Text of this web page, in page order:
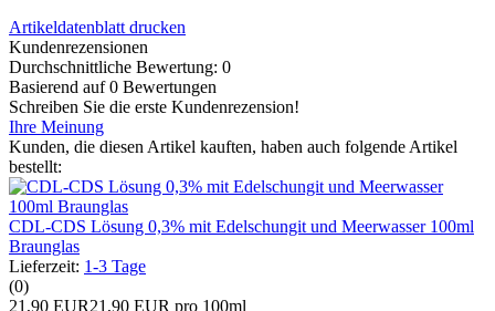
Artikeldatenblatt drucken
Kundenrezensionen
Durchschnittliche Bewertung: 0
Basierend auf 0 Bewertungen
Schreiben Sie die erste Kundenrezension!
Ihre Meinung
Kunden, die diesen Artikel kauften, haben auch folgende Artikel
bestellt:
CDL-CDS Lösung 0,3% mit Edelschungit und Meerwasser 100ml
Braunglas
Lieferzeit: 1-3 Tage
(0)
21,90 EUR21,90 EUR pro 100ml